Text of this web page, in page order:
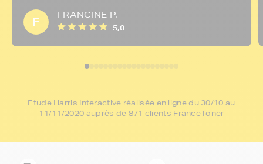
F
FRANCINE P.
5,0
Etude Harris Interactive réalisée en ligne du 30/10 au
11/11/2020 auprès de 871 clients FranceToner